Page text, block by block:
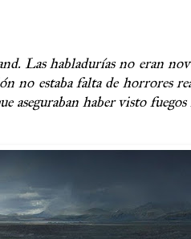
Las habladurías no eran
no estaba falta de horrores
aseguraban haber visto